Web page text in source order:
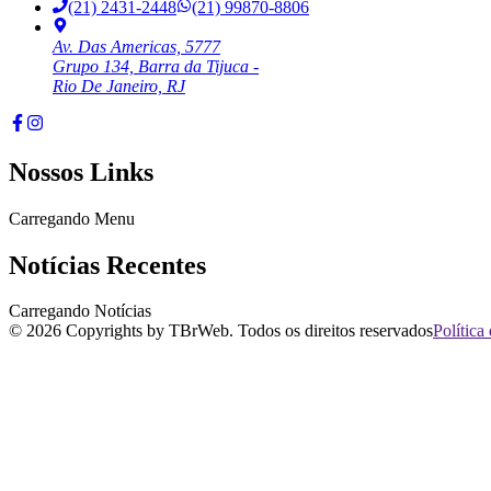
(21) 2431-2448
(21) 99870-8806
Av. Das Americas, 5777
Grupo 134, Barra da Tijuca -
Rio De Janeiro, RJ
Nossos Links
Carregando Menu
Notícias Recentes
Carregando Notícias
© 2026 Copyrights by TBrWeb. Todos os direitos reservadosPolítica